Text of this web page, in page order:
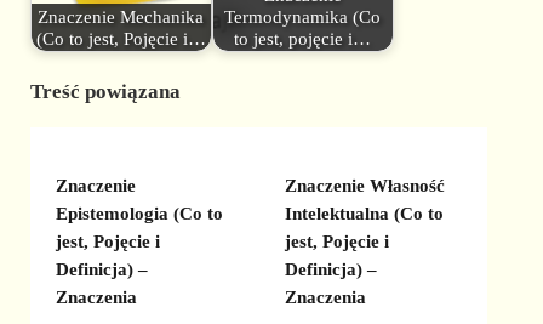
Znaczenie Mechanika
(Co to jest, Pojęcie i…
Termodynamika (Co
to jest, pojęcie i…
Treść powiązana
Znaczenie
Epistemologia (Co to
jest, Pojęcie i
Definicja) –
Znaczenia
Znaczenie Własność
Intelektualna (Co to
jest, Pojęcie i
Definicja) –
Znaczenia